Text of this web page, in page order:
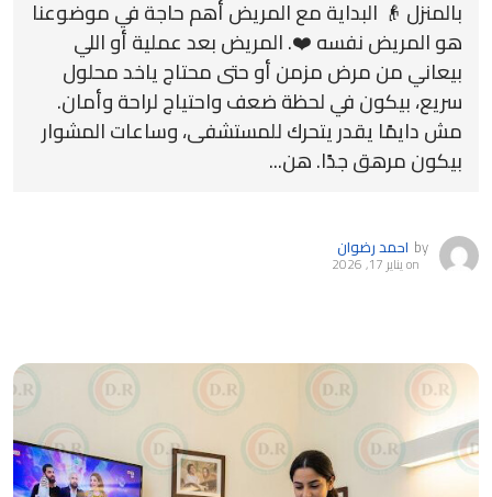
بالمنزل 👴 البداية مع المريض أهم حاجة في موضوعنا
هو المريض نفسه ❤️. المريض بعد عملية أو اللي
بيعاني من مرض مزمن أو حتى محتاج ياخد محلول
سريع، بيكون في لحظة ضعف واحتياج لراحة وأمان.
مش دايمًا يقدر يتحرك للمستشفى، وساعات المشوار
بيكون مرهق جدًا. هن...
by احمد رضوان
onيناير 17, 2026